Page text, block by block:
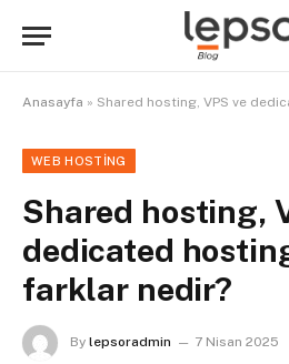
Anasayfa » Shared hosting, VPS ve
WEB HOSTING
Shared hosting,
dedicated
farklar nedir?
By lepsoradmin 7 Nisan 2025